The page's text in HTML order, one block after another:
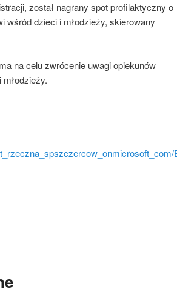
został nagrany spot profilaktyczny o
wśród dzieci i młodzieży, skierowany
na celu zwrócenie uwagi opiekunów